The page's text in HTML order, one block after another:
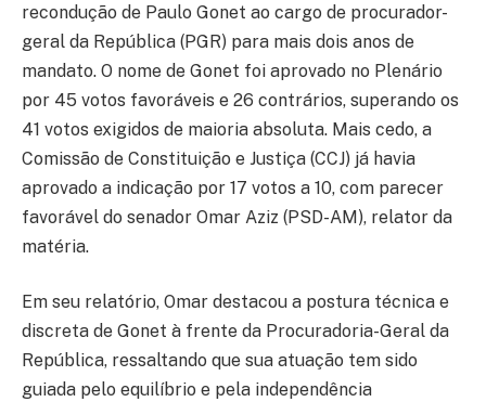
recondução de Paulo Gonet ao cargo de procurador-
geral da República (PGR) para mais dois anos de
mandato. O nome de Gonet foi aprovado no Plenário
por 45 votos favoráveis e 26 contrários, superando os
41 votos exigidos de maioria absoluta. Mais cedo, a
Comissão de Constituição e Justiça (CCJ) já havia
aprovado a indicação por 17 votos a 10, com parecer
favorável do senador Omar Aziz (PSD-AM), relator da
matéria.
Em seu relatório, Omar destacou a postura técnica e
discreta de Gonet à frente da Procuradoria-Geral da
República, ressaltando que sua atuação tem sido
guiada pelo equilíbrio e pela independência